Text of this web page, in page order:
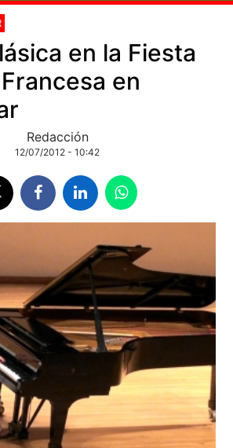
en la Fiesta
en
Redacción
12/07/2012 - 10:42